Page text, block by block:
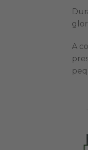
A